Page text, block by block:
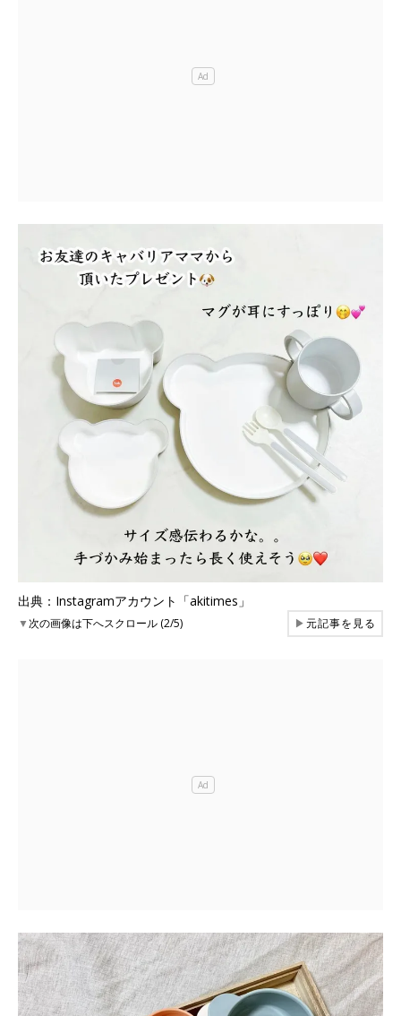
出典：Instagramアカウント「akitimes」
▼次の画像は下へスクロール (2/5) ▶元記事を見る